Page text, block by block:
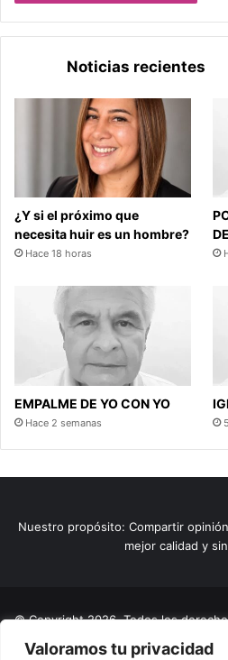
Valoramos tu privacidad
Noticias recientes
¿Y si el próximo que
necesita huir es un hombre?
Hace 18 horas
EMPALME DE YO CON YO
Hace 2 semanas
Nuestro propósito: Compartir
mejor calidad y
© Copyright 2026, Todos los
SAS BICNit